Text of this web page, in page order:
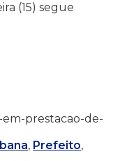
(15) segue
em-prestacao-de-
, Prefeito,